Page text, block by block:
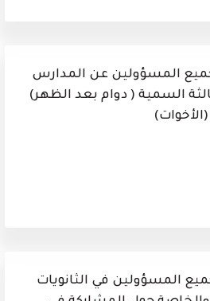
- إلى جميع المسؤولين عن المدارس
السمية ( دوام بعد الظهر)
- إلى جميع المسؤولين في الثانويات